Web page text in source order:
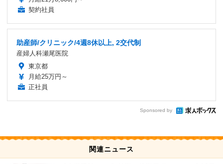
契約社員
助産師/クリニック/4週8休以上, 2交代制
産婦人科瀬尾医院
東京都
月給25万円～
正社員
Sponsored by
関連ニュース